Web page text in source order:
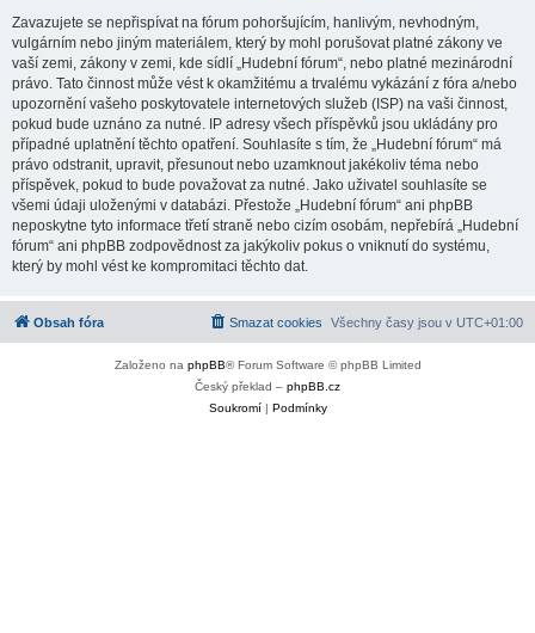
Zavazujete se nepřispívat na fórum pohoršujícím, hanlivým, nevhodným,
vulgárním nebo jiným materiálem, který by mohl porušovat platné zákony ve
vaší zemi, zákony v zemi, kde sídlí „Hudební fórum“, nebo platné mezinárodní
právo. Tato činnost může vést k okamžitému a trvalému vykázání z fóra a/nebo
upozornění vašeho poskytovatele internetových služeb (ISP) na vaši činnost,
pokud bude uznáno za nutné. IP adresy všech příspěvků jsou ukládány pro
případné uplatnění těchto opatření. Souhlasíte s tím, že „Hudební fórum“ má
právo odstranit, upravit, přesunout nebo uzamknout jakékoliv téma nebo
příspěvek, pokud to bude považovat za nutné. Jako uživatel souhlasíte se
všemi údaji uloženými v databázi. Přestože „Hudební fórum“ ani phpBB
neposkytne tyto informace třetí straně nebo cizím osobám, nepřebírá „Hudební
fórum“ ani phpBB zodpovědnost za jakýkoliv pokus o vniknutí do systému,
který by mohl vést ke kompromitaci těchto dat.
Obsah fóra Všechny časy jsou v UTC+01:00
Smazat cookies
Založeno na phpBB® Forum Software © phpBB Limited
Český překlad – phpBB.cz
Soukromí| Podmínky